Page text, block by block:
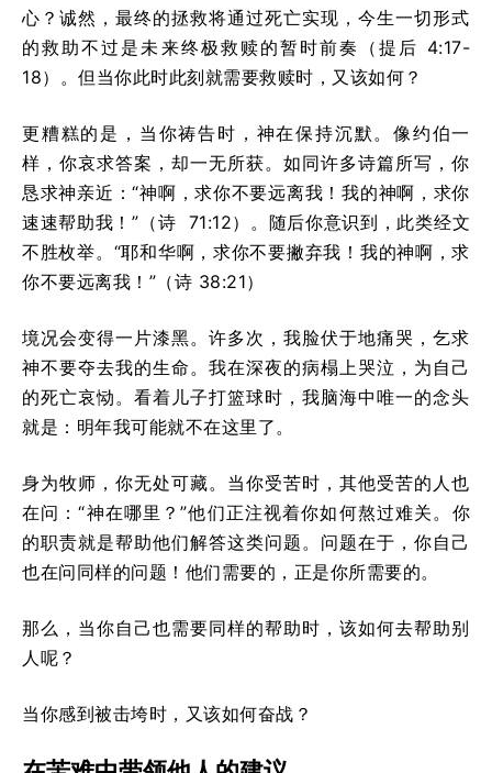
心？诚然，最终的拯救将通过死亡实现，今生一切形式
的救助不过是未来终极救赎的暂时前奏（提后 4:17-
18）。但当你此时此刻就需要救赎时，又该如何？
更糟糕的是，当你祷告时，神在保持沉默。像约伯一
样，你哀求答案，却一无所获。如同许多诗篇所写，你
恳求神亲近：“神啊，求你不要远离我！我的神啊，求你
速速帮助我！”（诗 71:12）。随后你意识到，此类经文
不胜枚举。“耶和华啊，求你不要撇弃我！我的神啊，求
你不要远离我！”（诗 38:21）
境况会变得一片漆黑。许多次，我脸伏于地痛哭，乞求
神不要夺去我的生命。我在深夜的病榻上哭泣，为自己
的死亡哀恸。看着儿子打篮球时，我脑海中唯一的念头
就是：明年我可能就不在这里了。
身为牧师，你无处可藏。当你受苦时，其他受苦的人也
在问：“神在哪里？”他们正注视着你如何熬过难关。你
的职责就是帮助他们解答这类问题。问题在于，你自己
也在问同样的问题！他们需要的，正是你所需要的。
那么，当你自己也需要同样的帮助时，该如何去帮助别
人呢？
当你感到被击垮时，又该如何奋战？